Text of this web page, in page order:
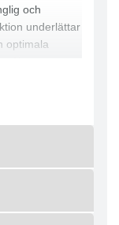
och
underlättar
optimala
traumatiska